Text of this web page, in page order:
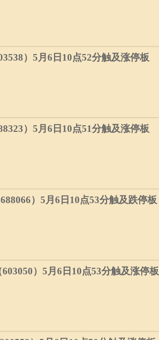
）5月6日10点52分触及涨停板
）5月6日10点51分触及涨停板
）5月6日10点53分触及跌停板
）5月6日10点53分触及涨停板